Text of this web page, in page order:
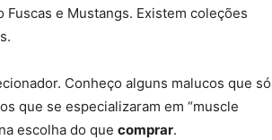
e Mustangs. Existem coleções
Conheço alguns malucos que só
que se especializaram em “muscle
escolha do que comprar.